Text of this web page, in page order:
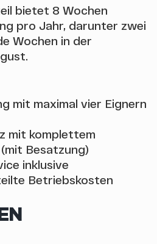
bietet 8 Wochen
pro Jahr, darunter zwei
Wochen in der
mit maximal vier Eignern
mit komplettem
Besatzung)
inklusive
Betriebskosten